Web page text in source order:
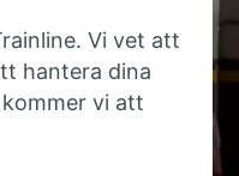
Vi vet att
hantera dina
vi att